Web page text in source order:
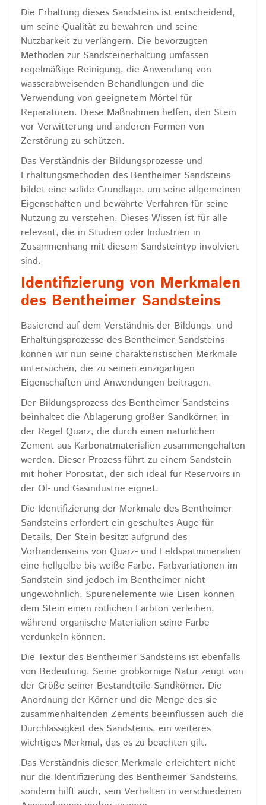
Die Erhaltung dieses Sandsteins ist entscheidend,
um seine Qualität zu bewahren und seine
Nutzbarkeit zu verlängern. Die bevorzugten
Methoden zur Sandsteinerhaltung umfassen
regelmäßige Reinigung, die Anwendung von
wasserabweisenden Behandlungen und die
Verwendung von geeignetem Mörtel für
Reparaturen. Diese Maßnahmen helfen, den Stein
vor Verwitterung und anderen Formen von
Zerstörung zu schützen.
Das Verständnis der Bildungsprozesse und
Erhaltungsmethoden des Bentheimer Sandsteins
bildet eine solide Grundlage, um seine allgemeinen
Eigenschaften und bewährte Verfahren für seine
Nutzung zu verstehen. Dieses Wissen ist für alle
relevant, die in Studien oder Industrien in
Zusammenhang mit diesem Sandsteintyp involviert
sind.
Identifizierung von Merkmalen
des Bentheimer Sandsteins
Basierend auf dem Verständnis der Bildungs- und
Erhaltungsprozesse des Bentheimer Sandsteins
können wir nun seine charakteristischen Merkmale
untersuchen, die zu seinen einzigartigen
Eigenschaften und Anwendungen beitragen.
Der Bildungsprozess des Bentheimer Sandsteins
beinhaltet die Ablagerung großer Sandkörner, in
der Regel Quarz, die durch einen natürlichen
Zement aus Karbonatmaterialien zusammengehalten
werden. Dieser Prozess führt zu einem Sandstein
mit hoher Porosität, der sich ideal für Reservoirs in
der Öl- und Gasindustrie eignet.
Die Identifizierung der Merkmale des Bentheimer
Sandsteins erfordert ein geschultes Auge für
Details. Der Stein besitzt aufgrund des
Vorhandenseins von Quarz- und Feldspatmineralien
eine hellgelbe bis weiße Farbe. Farbvariationen im
Sandstein sind jedoch im Bentheimer nicht
ungewöhnlich. Spurenelemente wie Eisen können
dem Stein einen rötlichen Farbton verleihen,
während organische Materialien seine Farbe
verdunkeln können.
Die Textur des Bentheimer Sandsteins ist ebenfalls
von Bedeutung. Seine grobkörnige Natur zeugt von
der Größe seiner Bestandteile Sandkörner. Die
Anordnung der Körner und die Menge des sie
zusammenhaltenden Zements beeinflussen auch die
Durchlässigkeit des Sandsteins, ein weiteres
wichtiges Merkmal, das es zu beachten gilt.
Das Verständnis dieser Merkmale erleichtert nicht
nur die Identifizierung des Bentheimer Sandsteins,
sondern hilft auch, sein Verhalten in verschiedenen